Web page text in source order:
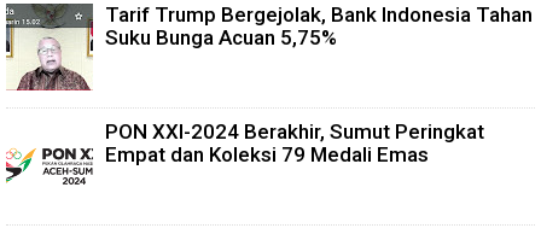
Tarif Trump Bergejolak, Bank Indonesia Tahan
Suku Bunga Acuan 5,75%
PON XXI-2024 Berakhir, Sumut Peringkat
Empat dan Koleksi 79 Medali Emas